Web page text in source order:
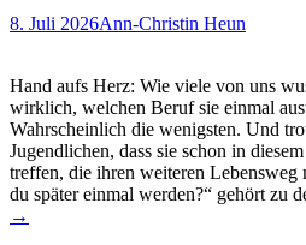
#edgyAfternoonHire
8. Juli 2026Ann-Christin Heun
Hand aufs Herz: Wie viele von uns
wirklich, welchen Beruf sie einmal
Wahrscheinlich die wenigsten. Und
Jugendlichen, dass sie schon in
treffen, die ihren weiteren Lebensweg
du später einmal werden?“ gehört zu
→